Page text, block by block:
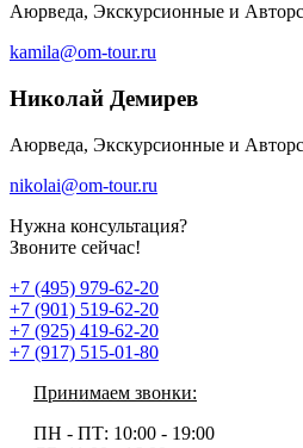
Аюрведа, Экскурсионные и
kamila@om-tour.ru
Николай Демирев
Аюрведа, Экскурсионные и
nikolai@om-tour.ru
Нужна консультация?
Звоните сейчас!
+7 (495) 979-62-20
+7 (901) 519-62-20
+7 (925) 419-62-20
+7 (917) 515-01-80
Принимаем звонки:
ПН - ПТ: 10:00 - 19:00